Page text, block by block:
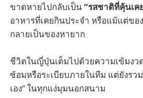
ขาดหายไปกลับเป็น“รสชาติที่คุ้นเค
อาหารที่เคยกินประจำ หรือแม้แต่ขอ
กลายเป็นของหายาก
ชีวิตในญี่ปุ่นเต็มไปด้วยความเข้มงว
ซ้อมหรือระเบียบภายในทีม แต่ยังรว
เอง” ในทุกแง่มุมนอกสนาม